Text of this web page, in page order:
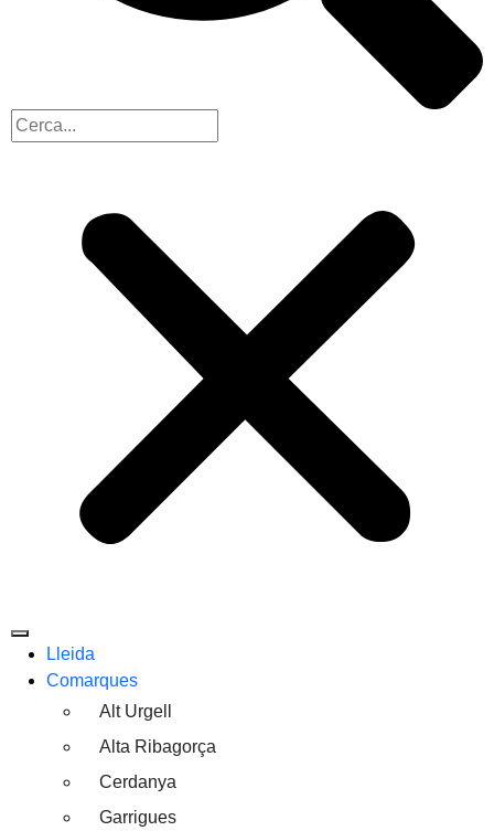
Lleida
Comarques
Alt Urgell
Alta Ribagorça
Cerdanya
Garrigues